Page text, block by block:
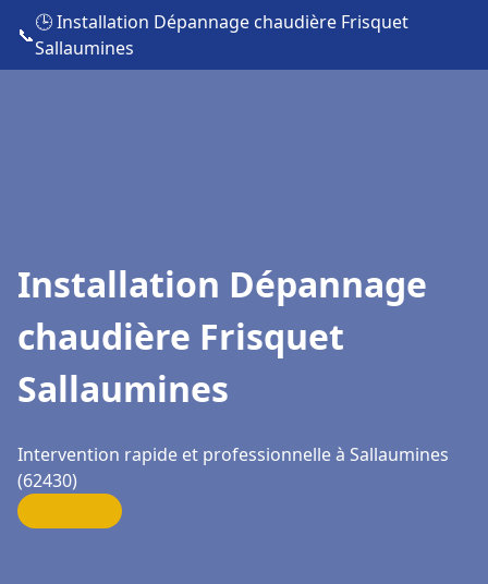
📞
🕒 Installation Dépannage chaudière Frisquet
Sallaumines
Installation Dépannage
chaudière Frisquet
Sallaumines
Intervention rapide et professionnelle à Sallaumines
(62430)